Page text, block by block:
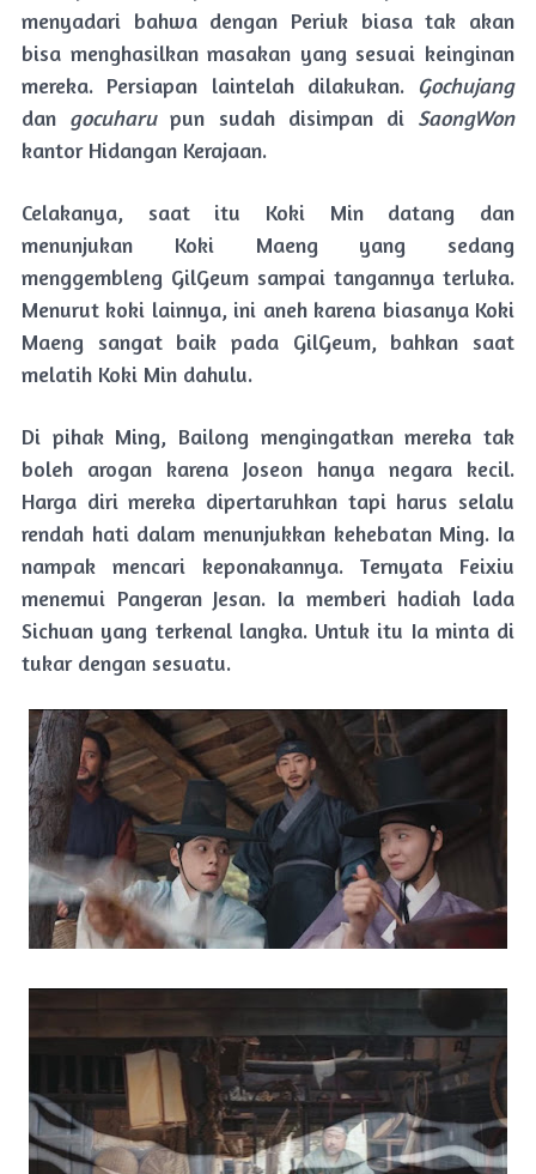
menyadari bahwa dengan Periuk biasa tak akan
bisa menghasilkan masakan yang sesuai keinginan
mereka. Persiapan laintelah dilakukan. Gochujang
dan gocuharupun sudah disimpan di SaongWon
kantor Hidangan Kerajaan.
Celakanya, saat itu Koki Min datang dan
menunjukan Koki Maeng yang sedang
menggembleng GilGeum sampai tangannya terluka.
Menurut koki lainnya, ini aneh karena biasanya Koki
Maeng sangat baik pada GilGeum, bahkan saat
melatih Koki Min dahulu.
Di pihak Ming, Bailong mengingatkan mereka tak
boleh arogan karena Joseon hanya negara kecil.
Harga diri mereka dipertaruhkan tapi harus selalu
rendah hati dalam menunjukkan kehebatan Ming. Ia
nampak mencari keponakannya. Ternyata Feixiu
menemui Pangeran Jesan. Ia memberi hadiah lada
Sichuan yang terkenal langka. Untuk itu Ia minta di
tukar dengan sesuatu.